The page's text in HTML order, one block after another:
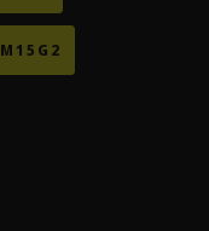
M15G2